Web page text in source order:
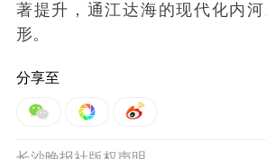
著提升，通江达海的现代化内
形。
分享至